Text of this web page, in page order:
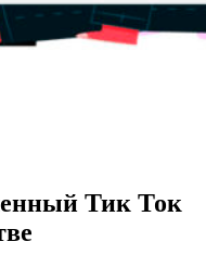
Тик Ток